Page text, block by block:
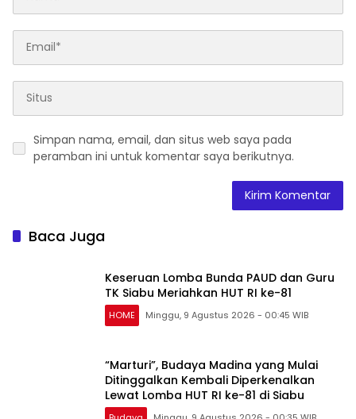
Simpan nama, email, dan situs web saya pada
peramban ini untuk komentar saya berikutnya.
Baca Juga
Keseruan Lomba Bunda PAUD dan Guru
TK Siabu Meriahkan HUT RI ke-81
HOME Minggu, 9 Agustus 2026 - 00:45 WIB
“Marturi”, Budaya Madina yang Mulai
Ditinggalkan Kembali Diperkenalkan
Lewat Lomba HUT RI ke-81 di Siabu